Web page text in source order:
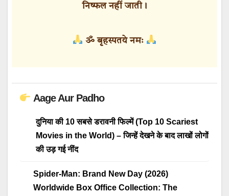
निष्फल नहीं जाती।
ॐ बृहस्पतये नमः
Aage Aur Padho
दुनिया की 10 सबसे डरावनी फिल्में (Top 10 Scariest
Movies in the World) – जिन्हें देखने के बाद लाखों लोगों
की उड़ गई नींद
Spider-Man: Brand New Day (2026)
Worldwide Box Office Collection: The